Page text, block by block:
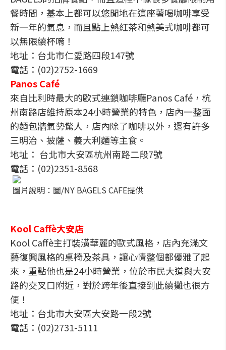
餐時間，基本上都可以悠閒地在這座著喝咖啡享受
新一年的氣息，而且點上熱紅茶和熱美式咖啡都可
以無限續杯唷！
地址：台北市仁愛路四段147號
電話：(02)2752-1669
Panos Café
來自比利時最大的歐式連鎖咖啡廳Panos Café，杭
州南路店維持原本24小時營業的特色，店內一整面
的麵包牆氣勢驚人，店內除了咖啡以外，還有許多
三明治、披薩、義大利麵等主食。
地址： 台北市大安區杭州南路二段7號
電話：(02)2351-8568
圖片說明：圖/NY BAGELS CAFE提供
Kool Caffè大安店
Kool Caffè主打裝潢華麗的歐式風格，店內充滿文
藝復興風格的桌椅及茶具，讓心情整個都優雅了起
來，重點他也是24小時營業，位於市民大道與大安
路的交叉口附近，對於跨年後直接到此續攤也很方
便！
地址：台北市大安區大安路一段2號
電話：(02)2731-5111